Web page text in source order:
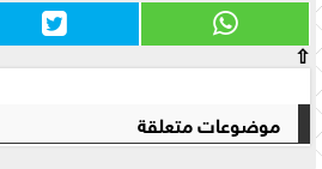
⇧
موضوعات متعلقة